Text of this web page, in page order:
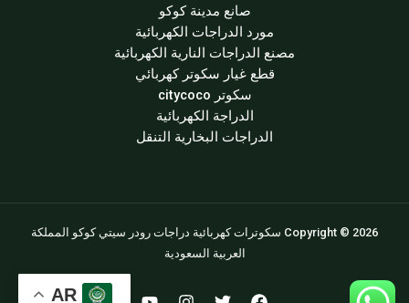
صانع مدينة كوكو
مورد الدراجات الكهربائية
مصنع الدراجات النارية الكهربائية
قطع غيار سكوتر كهربائي
سكوتر citycoco
الدراجة الكهربائية
الدراجات البخارية التنقل
Copyright © 2026 سكوترات كهربائية دراجات رودر سيتي كوكو المملكة
العربية السعودية
AR